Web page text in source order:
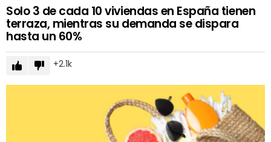
Solo 3 de cada 10 viviendas en España tienen
terraza, mientras su demanda se dispara
hasta un 60%
2.1k